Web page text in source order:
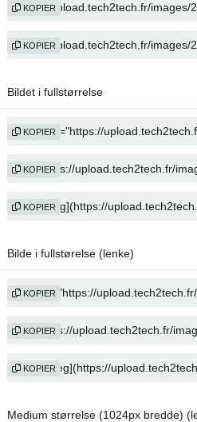
KOPIER
KOPIER
Bildet i fullstørrelse
KOPIER
KOPIER
KOPIER
Bilde i fullstørelse (lenke)
KOPIER
KOPIER
KOPIER
Medium størrelse (1024px bredde)